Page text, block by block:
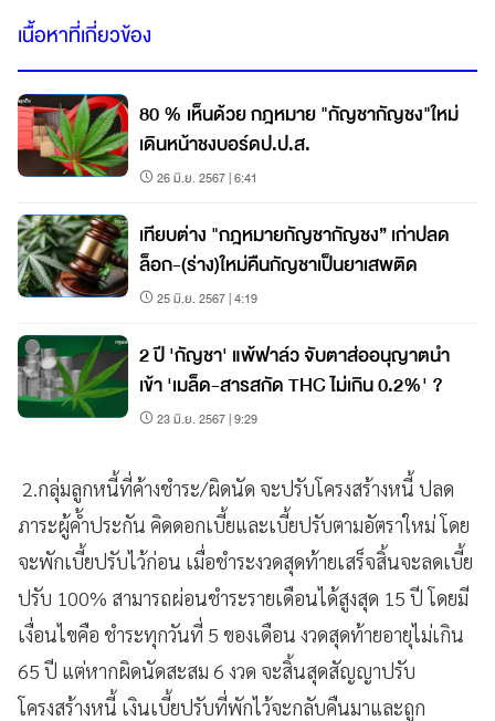
เนื้อหาที่เกี่ยวข้อง
80 % เห็นด้วย กฎหมาย "กัญชากัญชง"ใหม่
เดินหน้าชงบอร์ดป.ป.ส.
26 มิ.ย. 2567 | 6:41
เทียบต่าง "กฎหมายกัญชากัญชง” เก่าปลด
ล็อก-(ร่าง)ใหม่คืนกัญชาเป็นยาเสพติด
25 มิ.ย. 2567 | 4:19
2 ปี 'กัญชา' แพ้ฟาล์ว จับตาส่ออนุญาตนำ
เข้า 'เมล็ด-สารสกัด THC ไม่เกิน 0.2%' ?
23 มิ.ย. 2567 | 9:29
2.กลุ่มลูกหนี้ที่ค้างชำระ/ผิดนัด จะปรับโครงสร้างหนี้ ปลด
ภาระผู้ค้ำประกัน คิดดอกเบี้ยและเบี้ยปรับตามอัตราใหม่ โดย
จะพักเบี้ยปรับไว้ก่อน เมื่อชำระงวดสุดท้ายเสร็จสิ้นจะลดเบี้ย
ปรับ 100% สามารถผ่อนชำระรายเดือนได้สูงสุด 15 ปี โดยมี
เงื่อนไขคือ ชำระทุกวันที่ 5 ของเดือน งวดสุดท้ายอายุไม่เกิน
65 ปี แต่หากผิดนัดสะสม 6 งวด จะสิ้นสุดสัญญาปรับ
โครงสร้างหนี้ เงินเบี้ยปรับที่พักไว้จะกลับคืนมาและถูก